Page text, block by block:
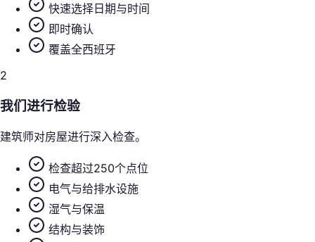
快速选择日期与时间
即时确认
覆盖全西班牙
2
我们进行检验
建筑师对房屋进行深入检查。
检查超过250个点位
电气与给排水设施
湿气与保温
结构与装饰